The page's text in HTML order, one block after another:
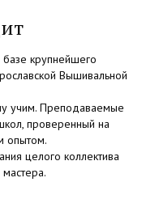
крупнейшего
Вышивальной
учим. Преподаваемые
проверенный на
опытом.
целого коллектива